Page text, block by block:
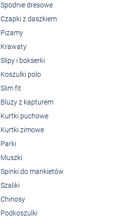
Spodnie dresowe
Czapki z daszkiem
Pizamy
Krawaty
Slipy i bokserki
Koszulki polo
Slim fit
Bluzy z kapturem
Kurtki puchowe
Kurtki zimowe
Parki
Muszki
Spinki do mankietów
Szaliki
Chinosy
Podkoszulki